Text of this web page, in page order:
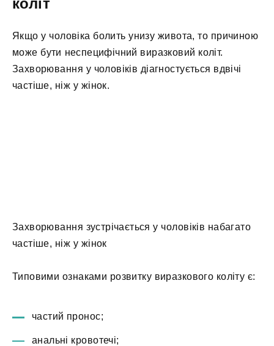
Якщо у чоловіка болить унизу живота, то причиною
може бути неспецифічний виразковий коліт.
Захворювання у чоловіків діагностується вдвічі
частіше, ніж у жінок.
Захворювання зустрічається у чоловіків набагато
частіше, ніж у жінок
Типовими ознаками розвитку виразкового коліту є:
частий пронос;
анальні кровотечі;